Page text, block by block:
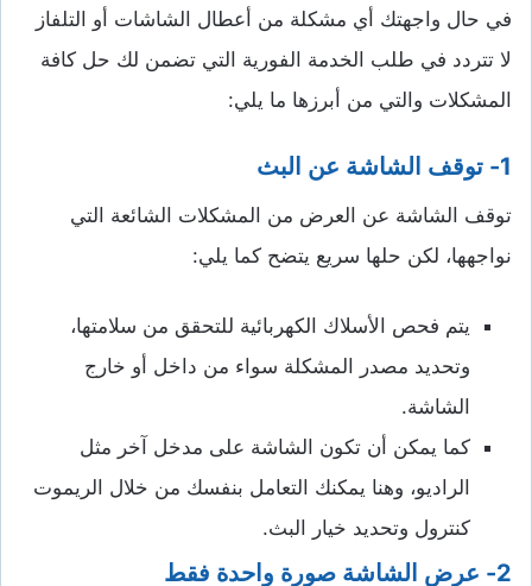
في حال واجهتك أي مشكلة من أعطال الشاشات أو التلفاز
لا تتردد في طلب الخدمة الفورية التي تضمن لك حل كافة
المشكلات والتي من أبرزها ما يلي:
1- توقف الشاشة عن البث
توقف الشاشة عن العرض من المشكلات الشائعة التي
نواجهها، لكن حلها سريع يتضح كما يلي:
يتم فحص الأسلاك الكهربائية للتحقق من سلامتها،
وتحديد مصدر المشكلة سواء من داخل أو خارج
الشاشة.
كما يمكن أن تكون الشاشة على مدخل آخر مثل
الراديو، وهنا يمكنك التعامل بنفسك من خلال الريموت
كنترول وتحديد خيار البث.
2- عرض الشاشة صورة واحدة فقط